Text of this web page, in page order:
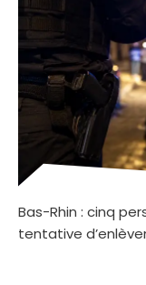
Bas-Rhin : cinq
tentative